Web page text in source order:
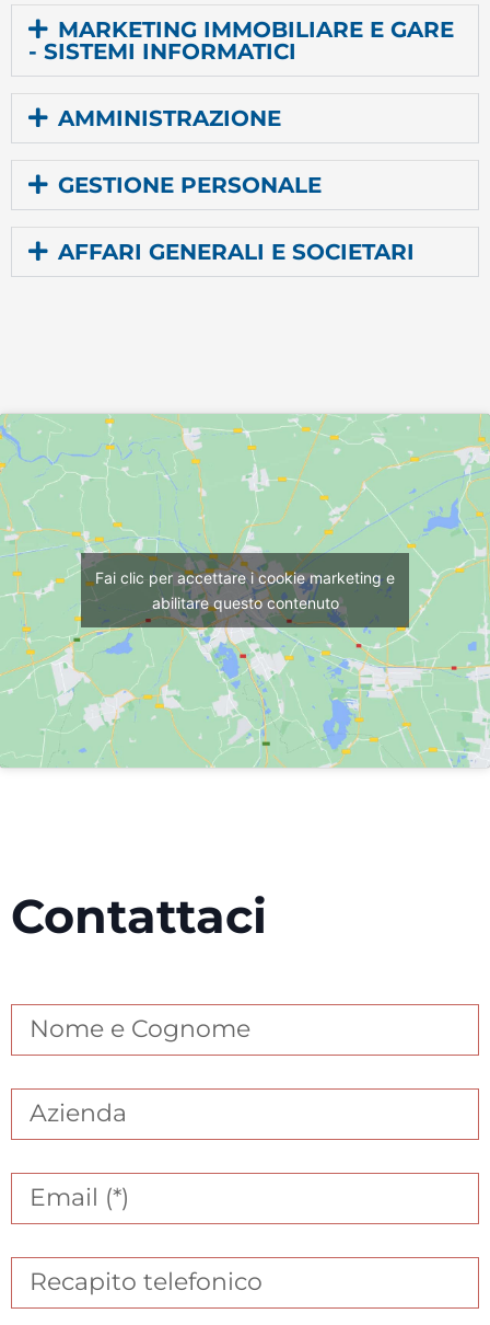
MARKETING IMMOBILIARE E GARE
- SISTEMI INFORMATICI
AMMINISTRAZIONE
GESTIONE PERSONALE
AFFARI GENERALI E SOCIETARI
Fai clic per accettare i cookie marketing e
abilitare questo contenuto
Contattaci